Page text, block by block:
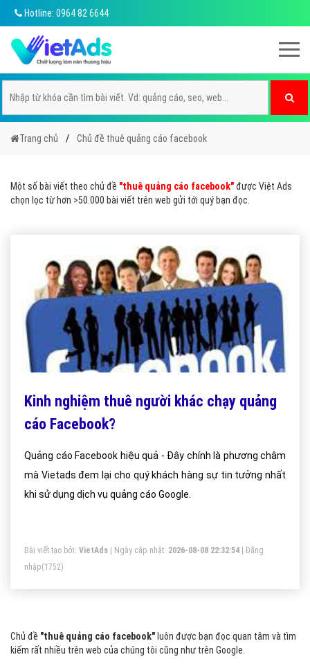
Hotline: 0964 82 6644
Trang chủ Chủ đề thuê quảng cáo facebook
Một số bài viết theo chủ đề "thuê quảng cáo facebook"được Việt Ads
chọn lọc từ hơn >50.000 bài viết trên web gửi tới quý bạn đọc.
Kinh nghiệm thuê người khác chạy quảng
cáo Facebook?
Quảng cáo Facebook hiệu quả - Đây chính là phương châm
mà Vietads đem lại cho quý khách hàng sự tin tưởng nhất
khi sử dụng dịch vụ quảng cáo Google.
Bài viết tạo bởi: VietAds | Ngày cập nhật: 2026-08-08 22:32:54
Đăng
nhập(1752)
Chủ đề "thuê quảng cáo facebook" luôn được bạn đọc quan tâm và tìm
kiếm rất nhiều trên web của chúng tôi cũng như trên Google.